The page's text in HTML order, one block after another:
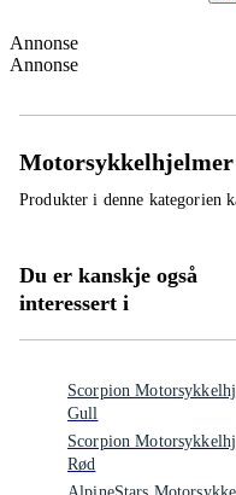
Annonse
Annonse
Motorsykkelhjelmer
Produkter i denne kategorien
Du er kanskje også
interessert i
Scorpion
Gull
Scorpion
Rød